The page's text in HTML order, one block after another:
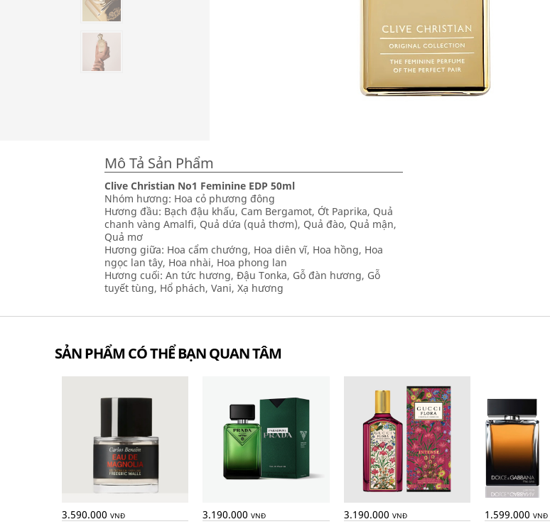
Mô Tả Sản Phẩm
Clive Christian No1 Feminine EDP 50ml
Nhóm hương: Hoa cỏ phương đông
Hương đầu: Bạch đậu khấu, Cam Bergamot, Ớt Paprika, Quả
chanh vàng Amalfi, Quả dứa (quả thơm), Quả đào, Quả mận,
Quả mơ
Hương giữa: Hoa cẩm chướng, Hoa diên vĩ, Hoa hồng, Hoa
ngọc lan tây, Hoa nhài, Hoa phong lan
Hương cuối: An tức hương, Đậu Tonka, Gỗ đàn hương, Gỗ
tuyết tùng, Hổ phách, Vani, Xạ hương
SẢN PHẨM CÓ THỂ BẠN QUAN TÂM
3.590.000 VNĐ 3.190.000VNĐ 3.190.000 VNĐ 1.599.000 VNĐ